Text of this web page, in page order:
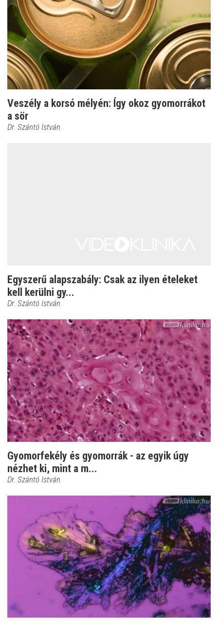
Veszély a korsó mélyén: Így okoz gyomorrákot
a sör
Dr. Szántó István
Egyszerű alapszabály: Csak az ilyen ételeket
kell kerülni gy...
Dr. Szántó István
Gyomorfekély és gyomorrák - az egyik úgy
nézhet ki, mint a m...
Dr. Szántó István